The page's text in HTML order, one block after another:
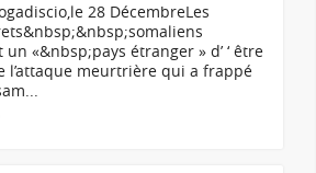
28 DécembreLes
«&nbsp;pays étranger » d’ ‘ être
l’attaque meurtrière qui a frappé